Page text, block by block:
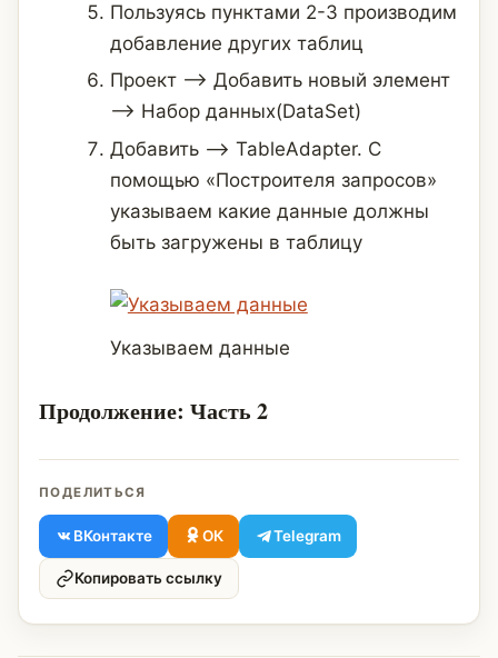
Пользуясь пунктами 2-3 производим
добавление других таблиц
Проект —> Добавить новый элемент
—> Набор данных(DataSet)
Добавить —> TableAdapter. С
помощью «Построителя запросов»
указываем какие данные должны
быть загружены в таблицу
Указываем данные
Продолжение: Часть 2
ПОДЕЛИТЬСЯ
ВКонтакте ОК Telegram
Копировать ссылку